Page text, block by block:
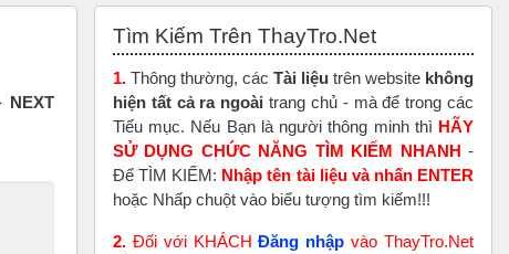
Tìm Kiếm Trên ThayTro.Net
1. Thông thường, các Tài liệu trên website không
hiện tất cả ra ngoài trang chủ - mà để trong các
Tiểu mục. Nếu Bạn là người thông minh thì HÃY
SỬ DỤNG CHỨC NĂNG TÌM KIẾM NHANH -
Để TÌM KIẾM: Nhập tên tài liệu và nhấn ENTER
hoặc Nhấp chuột vào biểu tượng tìm kiếm!!!
2. Đối với KHÁCHĐăng nhập vào ThayTro.Net